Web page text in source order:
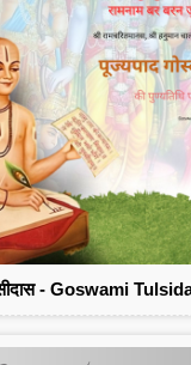
- Goswami